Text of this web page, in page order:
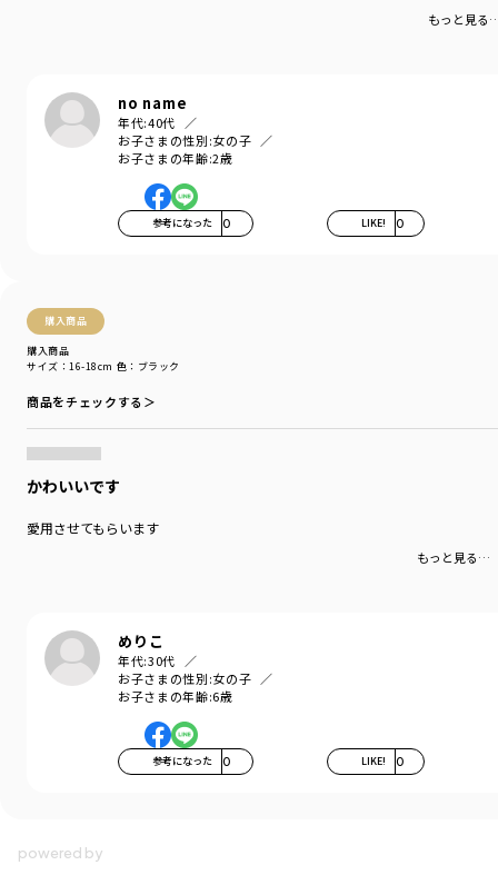
もっと見る
no name
年代:40代
お子さまの性別:女の子
お子さまの年齢:2歳
参考になった 0 LIKE! 0
購入商品
購入商品
サイズ：16-18cm 色：ブラック
商品をチェックする＞
かわいいです
愛用させてもらいます
もっと見る…
めりこ
年代:30代
お子さまの性別:女の子
お子さまの年齢:6歳
参考になった 0 LIKE! 0